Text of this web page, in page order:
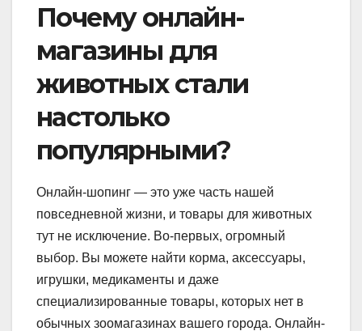
Почему онлайн-
магазины для
животных стали
настолько
популярными?
Онлайн-шопинг — это уже часть нашей
повседневной жизни, и товары для животных
тут не исключение. Во-первых, огромный
выбор. Вы можете найти корма, аксессуары,
игрушки, медикаменты и даже
специализированные товары, которых нет в
обычных зоомагазинах вашего города. Онлайн-